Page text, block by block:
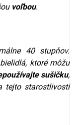
voľbou.
40 stupňov.
ktoré môžu
sušičku,
tejto starostlivosti